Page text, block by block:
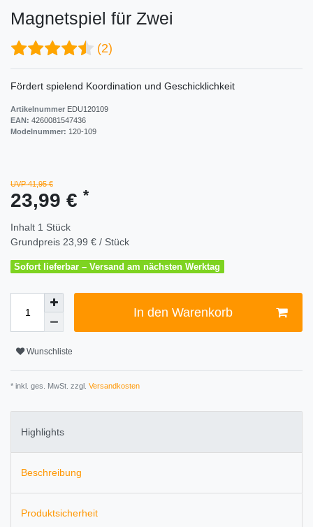
Magnetspiel für Zwei
(2)
Fördert spielend Koordination und Geschicklichkeit
Artikelnummer EDU120109
EAN: 4260081547436
Modelnummer: 120-109
UVP 41,95 €
23,99 € *
Inhalt 1 Stück
Grundpreis 23,99 € / Stück
Sofort lieferbar – Versand am nächsten Werktag
In den Warenkorb
Wunschliste
* inkl. ges. MwSt. zzgl. Versandkosten
Highlights
Beschreibung
Produktsicherheit